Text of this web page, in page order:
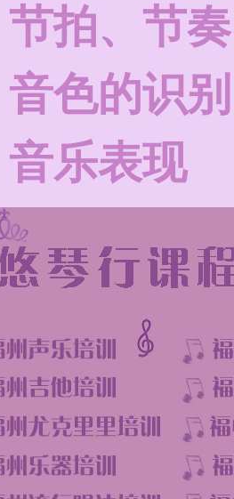
拍、节
色的识别
乐表现